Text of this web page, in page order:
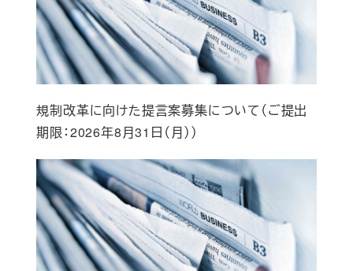
規制改革に向けた提言案募集について（ご提出
期限：2026年8月31日（月））